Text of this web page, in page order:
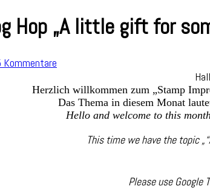
Hop „A little gift for
Kommentare
impressions
Blog
Hop
Herzlich willkommen zum „Stamp
Das Thema in diesem Monat
Hello and welcome to this
This time we have the topic
Please use Google